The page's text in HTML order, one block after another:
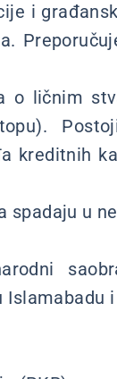
i
o ličnim
kreditnih
spadaju u